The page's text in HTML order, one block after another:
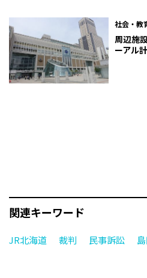
社会・教
周辺施
ーアル
関連キーワード
JR北海道 裁判 民事訴訟